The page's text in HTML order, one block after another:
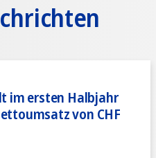
im ersten Halbjahr
von CHF